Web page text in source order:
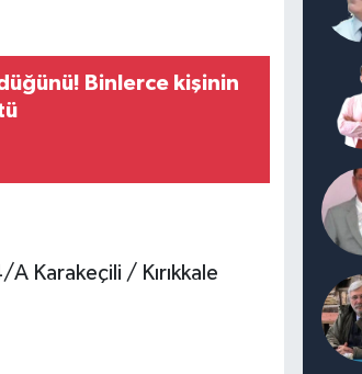
Binlerce kişinin
Karakeçili / Kırıkkale